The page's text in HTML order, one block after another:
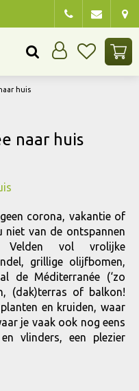
huis
naar huis
corona, vakantie of
niet van de ontspannen
Velden vol vrolijke
grillige olijfbomen,
de Méditerranée (‘zo
(dak)terras of balkon!
en kruiden, waar
je vaak ook nog eens
vlinders, een plezier